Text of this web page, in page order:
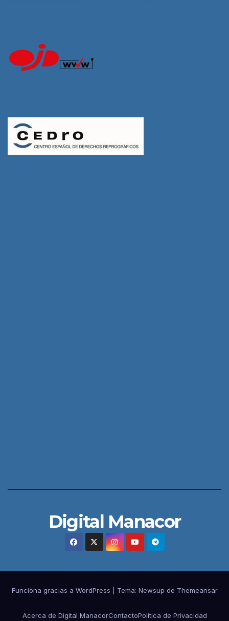
Digital Manacor
Funciona gracias a WordPress Tema: Newsup de Themeansar
Acerca de Digital ManacorContactoPolítica de Privacidad